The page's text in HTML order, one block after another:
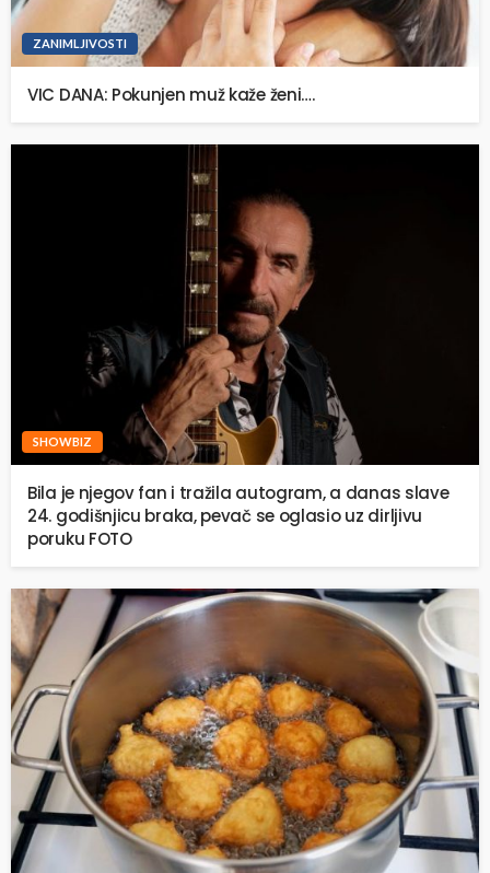
ZANIMLJIVOSTI
VIC DANA: Pokunjen muž kaže ženi….
SHOWBIZ
Bila je njegov fan i tražila autogram, a danas slave
24. godišnjicu braka, pevač se oglasio uz dirljivu
poruku FOTO